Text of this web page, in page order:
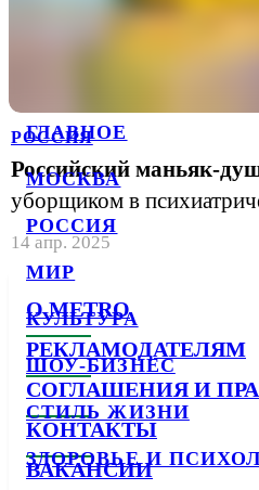
ГЛАВНОЕ
МОСКВА
РОССИЯ
МИР
КУЛЬТУРА
ШОУ-БИЗНЕС
СТИЛЬ ЖИЗНИ
ЗДОРОВЬЕ И
РОССИЯ
Российский маньяк-
уборщиком в
14 апр. 2025
О METRO
РЕКЛАМОДАТЕЛЯМ
СОГЛАШЕНИЯ И
КОНТАКТЫ
ВАКАНСИИ